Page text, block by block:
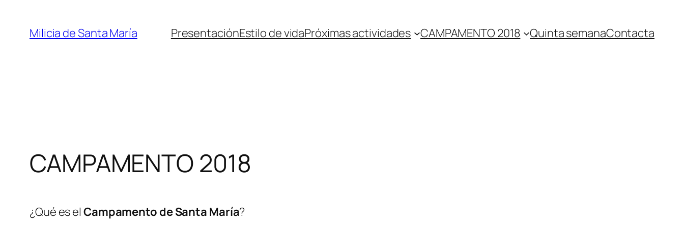
contenido
Milicia de Santa María PresentaciónEstilo de vidaPróximas actividades CAMPAMENTO 2018 Quinta semanaContacta
CAMPAMENTO 2018
¿Qué es el Campamento de Santa María?